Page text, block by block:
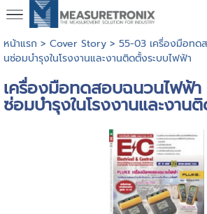
หน้าแรก > Cover Story> 55-03 เครื่องมือทด
นซ่อมบำรุงในโรงงานและงานติดตั้งระบบไฟฟ้า
เครื่องมือทดสอบฉนวนไฟฟ้า
ซ่อมบำรุงในโรงงานและงาน